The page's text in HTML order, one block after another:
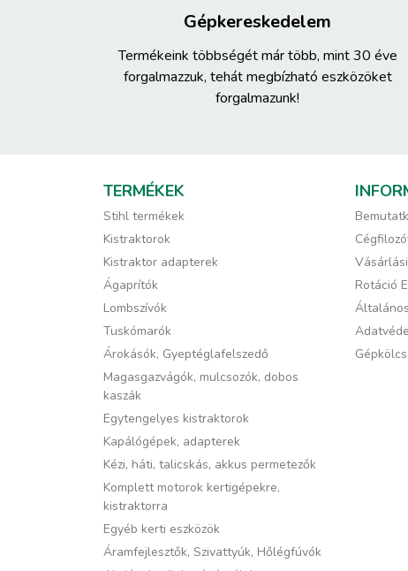
Gépkereskedelem
Termékeink többségét már több, mint 30 éve
forgalmazzuk, tehát megbízható eszközöket
forgalmazunk!
TERMÉKEK
Stihl termékek
Kistraktorok
Kistraktor adapterek
Ágaprítók
Lombszívók
Tuskómarók
Árokásók, Gyeptéglafelszedő
Magasgazvágók, mulcsozók, dobos
kaszák
Egytengelyes kistraktorok
Kapálógépek, adapterek
Kézi, háti, talicskás, akkus permetezők
Komplett motorok kertigépekre,
kistraktorra
Egyéb kerti eszközök
Áramfejlesztők, Szivattyúk, Hőlégfúvók
Rotáció